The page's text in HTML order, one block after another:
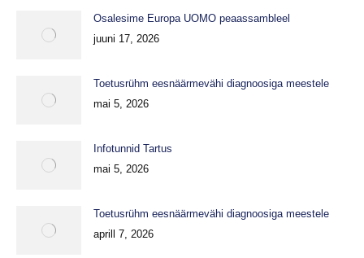
Osalesime Europa UOMO peaassambleel
juuni 17, 2026
Toetusrühm eesnäärmevähi diagnoosiga meestele
mai 5, 2026
Infotunnid Tartus
mai 5, 2026
Toetusrühm eesnäärmevähi diagnoosiga meestele
aprill 7, 2026